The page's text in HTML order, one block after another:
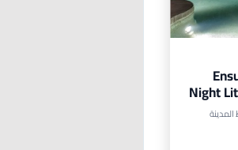
3
Night